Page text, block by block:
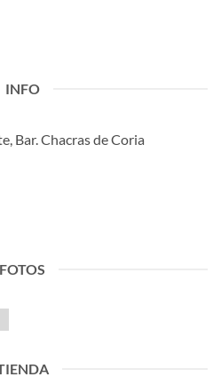
INFO
Bar. Chacras de Coria
FOTOS